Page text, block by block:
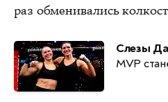
раз обменивались
Слезы
MVP